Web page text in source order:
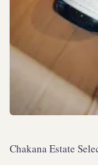
Chakana Estate